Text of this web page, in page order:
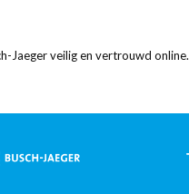
Jaeger veilig en vertrouwd online.